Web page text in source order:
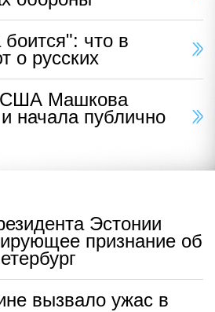
что в
о русских
Машкова
начала публично
Эстонии
признание об
вызвало ужас в